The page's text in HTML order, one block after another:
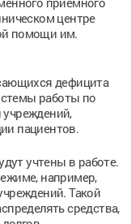
центре
помощи им.
дефицита
работы по
пациентов.
учтены в работе.
например,
Такой
средства,